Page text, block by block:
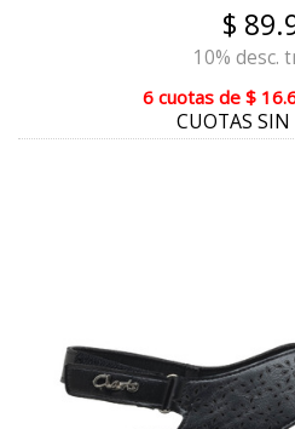
PASTEL
HIELO
$
10% desc.
6 cuotas de $
CUOTAS SIN